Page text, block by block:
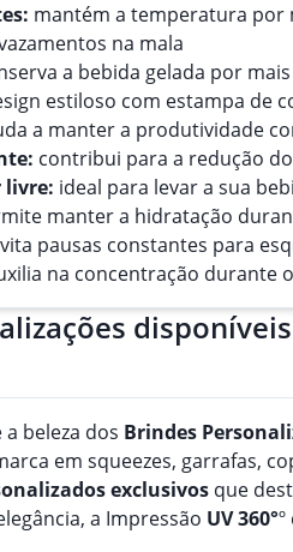
mantém a temperatura por
na mala
a bebida gelada por
estiloso com estampa de
a manter a produtividade
contribui para a redução
livre: ideal para levar a sua
manter a hidratação
pausas constantes para
na concentração durante
beleza dos Brindes
em squeezes, garrafas,
sexclusivos que
a Impressão UV 360°